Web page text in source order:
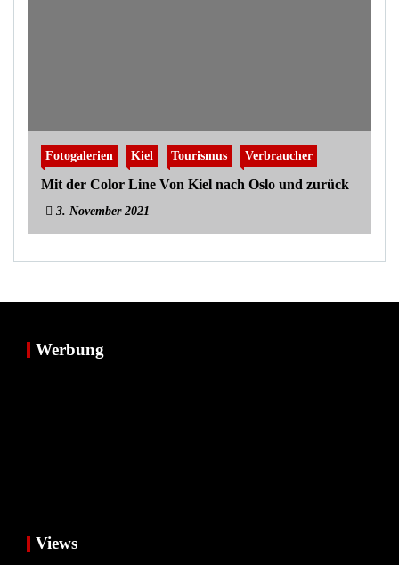
Fotogalerien Kiel Tourismus Verbraucher
Mit der Color Line Von Kiel nach Oslo und zurück
3. November 2021
Werbung
Views